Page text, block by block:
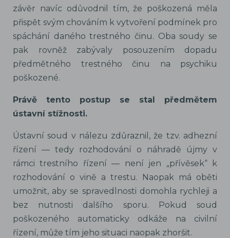
závěr navíc odůvodnil tím, že poškozená měla
přispět svým chováním k vytvoření podmínek pro
spáchání daného trestného činu. Oba soudy se
pak rovněž zabývaly posouzením dopadu
předmětného trestného činu na psychiku
poškozené.
Právě tento postup se stal předmětem
ústavní stížnosti.
Ústavní soud v nálezu zdůraznil, že tzv. adhezní
řízení — tedy rozhodování o náhradě újmy v
rámci trestního řízení — není jen „přívěsek“ k
rozhodování o vině a trestu. Naopak má oběti
umožnit, aby se spravedlnosti domohla rychleji a
bez nutnosti dalšího sporu. Pokud soud
poškozeného automaticky odkáže na civilní
řízení, může tím jeho situaci naopak zhoršit.